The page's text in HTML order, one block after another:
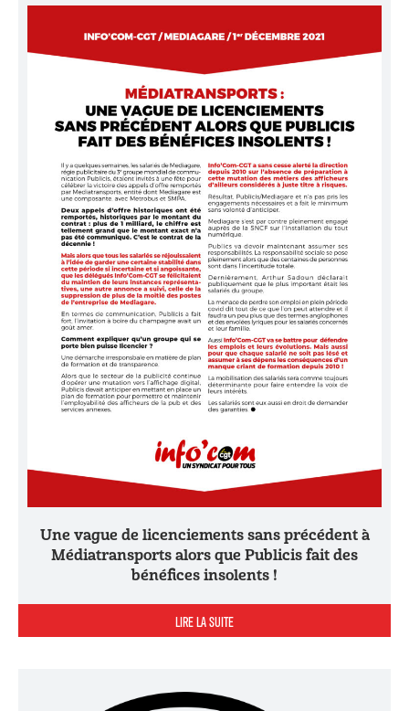
Une vague de licenciements sans précédent à
Médiatransports alors que Publicis fait des
bénéfices insolents !
LIRE LA SUITE